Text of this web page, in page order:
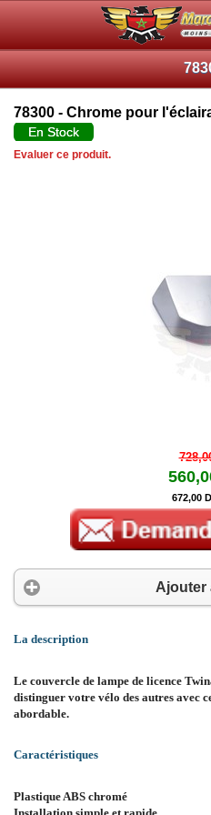
78300 - Chrome pour
En Stock
Evaluer ce produit.
672,00
Ajouter
La description
Le couvercle de lampe de licence
distinguer votre vélo des autres avec
abordable.
Caractéristiques
Plastique ABS chromé